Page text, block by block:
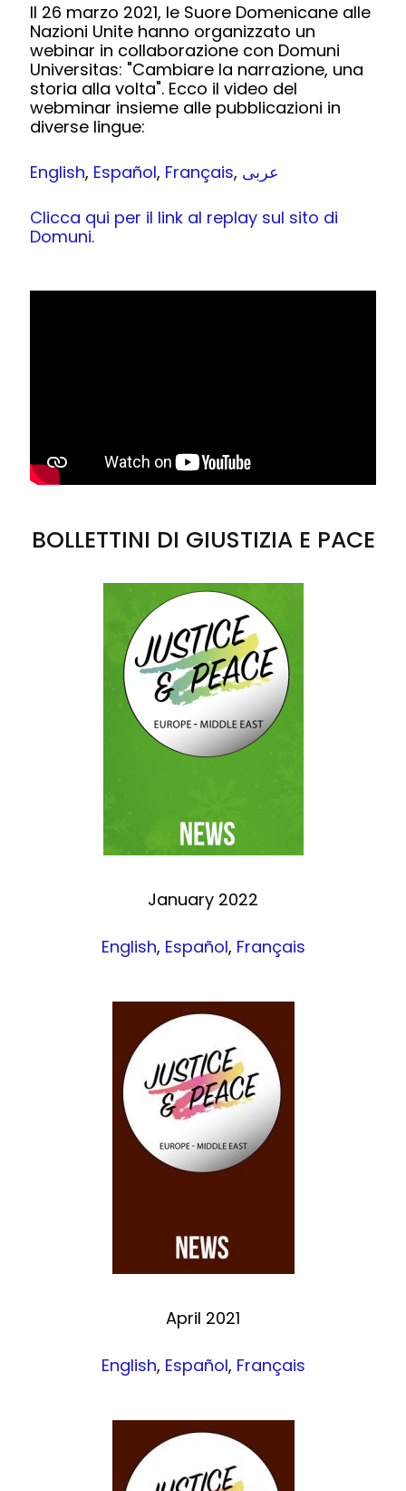
Il 26 marzo 2021, le Suore Domenicane alle
Nazioni Unite hanno organizzato un
webinar in collaborazione con Domuni
Universitas: "Cambiare la narrazione, una
storia alla volta". Ecco il video del
webminar insieme alle pubblicazioni in
diverse lingue:
English, Español, Français, عربى
Clicca qui per il link al replay sul sito di
Domuni.
BOLLETTINI DI GIUSTIZIA E PACE
January 2022
English, Español, Français
April 2021
English, Español, Français